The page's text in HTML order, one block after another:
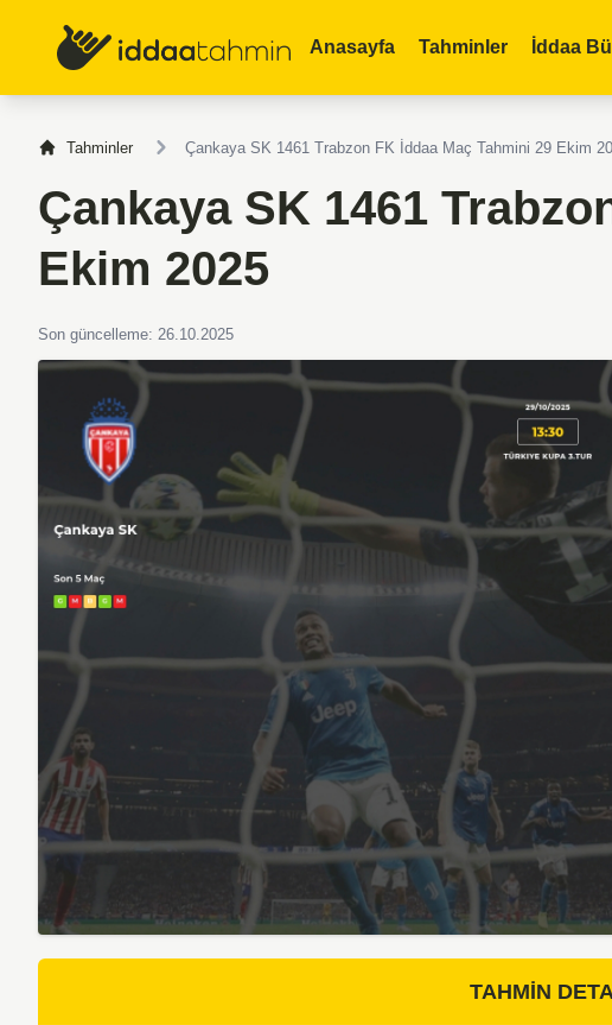
Anasayfa Tahminler İddaa
Tahminler Çankaya SK 1461 Trabzon FK İddaa Maç Tahmini 29 Ekim
Çankaya SK 1461
Ekim 2025
Son güncelleme: 26.10.2025
TAHMİN